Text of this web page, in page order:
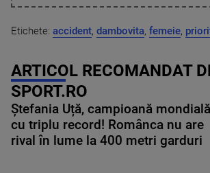
Etichete: accident, dambovita, femeie,
ARTICOL RECOMANDAT
SPORT.RO
Ștefania Uță, campioană mondială
cu triplu record! Românca nu are
rival în lume la 400 metri garduri